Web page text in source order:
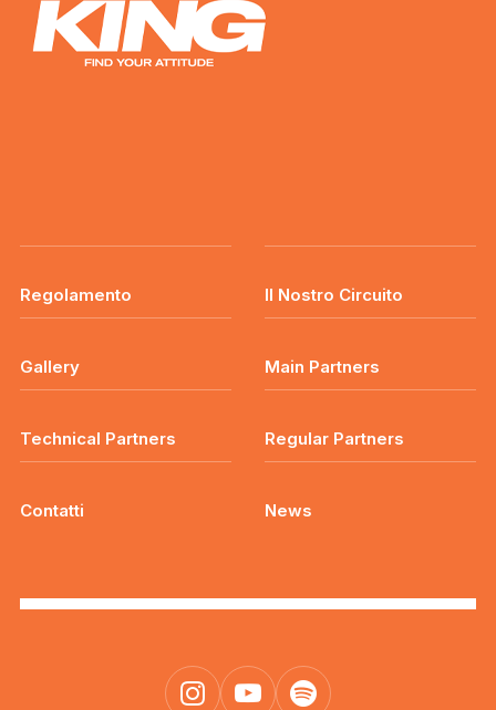
Regolamento Il Nostro Circuito
Gallery Main Partners
Technical Partners Regular Partners
Contatti News